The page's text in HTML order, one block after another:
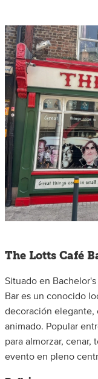
The Lotts Café
Situado en
Bar es un conocido
decoración elegante,
animado. Popular
para almorzar, cenar,
evento en pleno